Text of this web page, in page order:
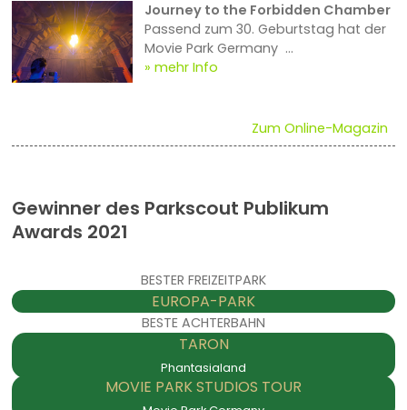
Journey to the Forbidden Chamber
Passend zum 30. Geburtstag hat der
Movie Park Germany ...
mehr Info
Zum Online-Magazin
Gewinner des Parkscout Publikum
Awards 2021
BESTER FREIZEITPARK
EUROPA-PARK
BESTE ACHTERBAHN
TARON
Phantasialand
BESTE FREIZEITPARK NEUHEIT
MOVIE PARK STUDIOS TOUR